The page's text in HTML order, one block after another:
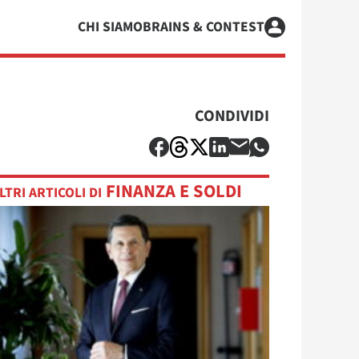
CHI SIAMOBRAINS & CONTEST
CONDIVIDI
ARTICOLI DI FINANZA E SOLDI